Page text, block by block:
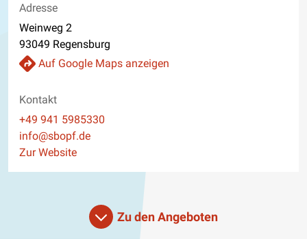
Adresse
Weinweg 2
93049 Regensburg
Auf Google Maps anzeigen
Kontakt
Telefon
+49 941 5985330
E-Mail
info@sbopf.de
Website
Zur Website
Zu den Angeboten